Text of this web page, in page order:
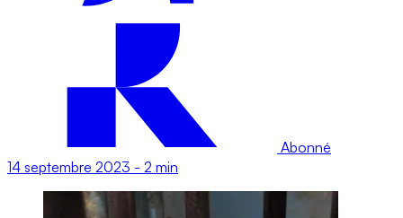
Abonné
14 septembre 2023 - 2 min